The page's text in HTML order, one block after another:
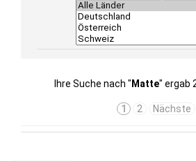
Ihre Suche nach " Matte" ergab
1 2 Nächste